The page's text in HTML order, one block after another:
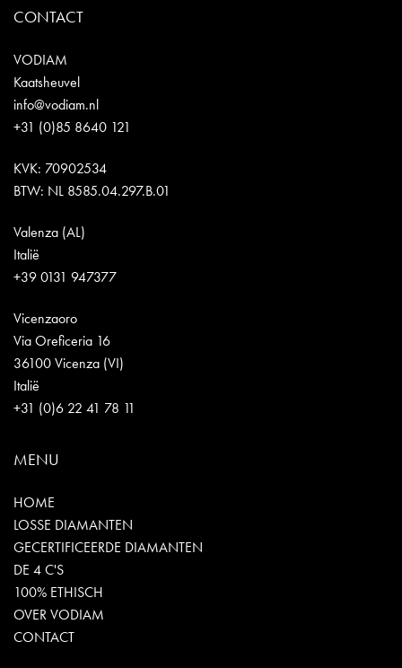
CONTACT
VODIAM
Kaatsheuvel
info@vodiam.nl
+31 (0)85 8640 121
KVK: 70902534
BTW: NL 8585.04.297.B.01
Valenza (AL)
Italië
+39 0131 947377
Vicenzaoro
Via Oreficeria 16
36100 Vicenza (VI)
Italië
+31 (0)6 22 41 78 11
MENU
HOME
LOSSE DIAMANTEN
GECERTIFICEERDE DIAMANTEN
DE 4 C'S
100% ETHISCH
OVER VODIAM
CONTACT